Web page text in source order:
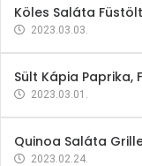
Köles Saláta
2023.03.03.
Sült Kápia Paprika,
2023.03.01.
Quinoa Saláta
2023.02.24.